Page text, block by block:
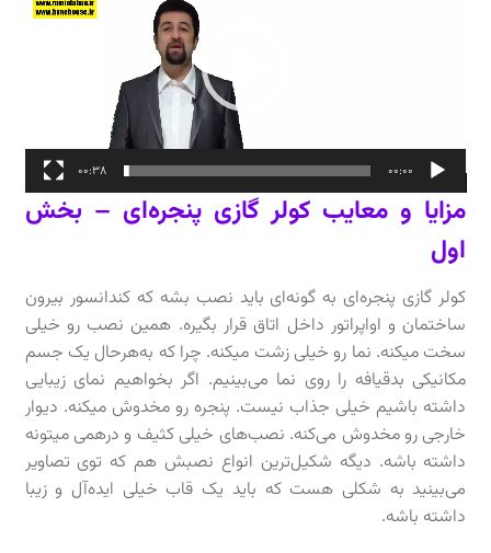
00:00
00:38
مزایا و معایب کولر گازی پنجره‌ای – بخش
اول
کولر گازی پنجره‌ای به گونه‌ای باید نصب بشه که کندانسور بیرون
ساختمان و اواپراتور داخل اتاق قرار بگیره. همین نصب رو خیلی
سخت میکنه. نما رو خیلی زشت میکنه. چرا که به‌هرحال یک جسم
مکانیکی بدقیافه را روی نما می‌بینیم. اگر بخواهیم نمای زیبایی
داشته باشیم خیلی جذاب نیست. پنجره رو مخدوش میکنه. دیوار
خارجی رو مخدوش می‌کنه. نصب‌های خیلی کثیف و درهمی میتونه
داشته باشه. دیگه شکیل‌ترین انواع نصبش هم که توی تصاویر
می‌بینید به شکلی هست که باید یک قاب خیلی ایده‌آل و زیبا
داشته باشه.